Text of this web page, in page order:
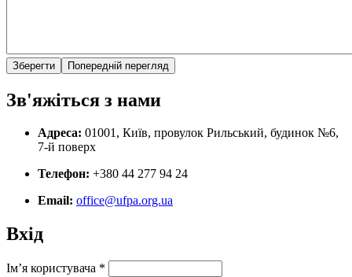
Зв'яжіться з нами
Адреса: 01001, Київ, провулок Рильський, будинок №6,
7-й поверх
Телефон: +380 44 277 94 24
Email: office@ufpa.org.ua
Вхід
Ім’я користувача *